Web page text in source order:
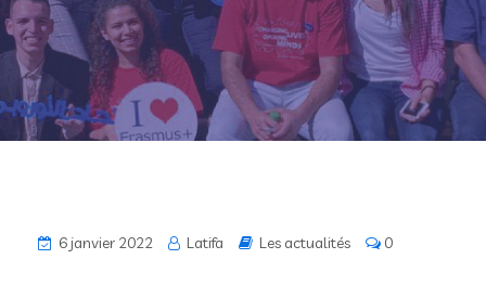
6 janvier 2022 Latifa Les actualités 0